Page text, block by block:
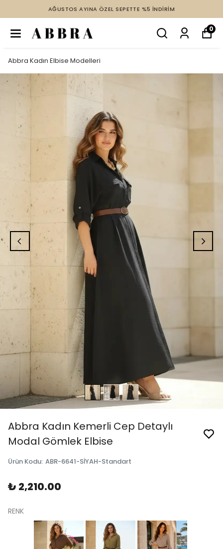
AĞUSTOS AYINA ÖZEL SEPETTE %5 İNDİRİM
0
Abbra Kadın Elbise Modelleri
Abbra Kadın Kemerli Cep Detaylı
Modal Gömlek Elbise
Ürün Kodu: ABR-6641-SİYAH-Standart
₺ 2,210.00
RENK